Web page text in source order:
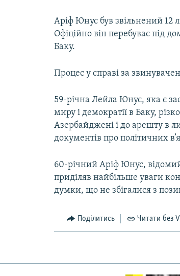
Аріф Юнус був звільнений 12
Офіційно він перебуває під
Баку.
Процес у справі за
59-річна Лейла Юнус, яка є
миру і демократії в Баку,
Азербайджені і до арешту в
документів про політичних
60-річний Аріф Юнус, відомий
приділяв найбільше уваги
думки, що не збігалися з
Поділитись Читати без